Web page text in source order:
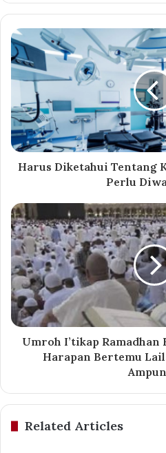
Harus Diketahui Tentang
Perlu
Umroh I’tikap Ramadhan
Harapan Bertemu
Related Articles